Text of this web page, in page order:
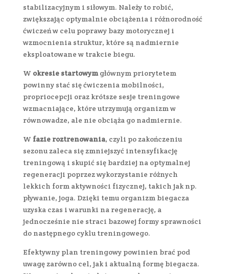
stabilizacyjnym i siłowym. Należy to robić,
zwiększając optymalnie obciążenia i różnorodność
ćwiczeń w celu poprawy bazy motorycznej i
wzmocnienia struktur, które są nadmiernie
eksploatowane w trakcie biegu.
W okresie startowymgłównym priorytetem
powinny stać się ćwiczenia mobilności,
propriocepcji oraz krótsze sesje treningowe
wzmacniające, które utrzymują organizm w
równowadze, ale nie obciąża go nadmiernie.
W fazie roztrenowania, czyli po zakończeniu
sezonu zaleca się zmniejszyć intensyfikację
treningową i skupić się bardziej na optymalnej
regeneracji poprzez wykorzystanie różnych
lekkich form aktywności fizycznej, takich jak np.
pływanie, joga. Dzięki temu organizm biegacza
uzyska czas i warunki na regenerację, a
jednocześnie nie straci bazowej formy sprawności
do następnego cyklu treningowego.
Efektywny plan treningowy powinien brać pod
uwagę zarówno cel, jak i aktualną formę biegacza.